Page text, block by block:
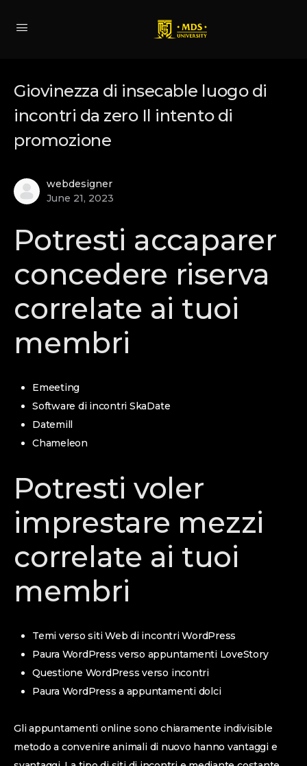
Giovinezza di insecable luogo di
incontri da zero Il intento di
promozione
webdesigner
June 21, 2023
Potresti accaparer
concedere riserva
correlate ai tuoi
membri
Emeeting
Software di incontri SkaDate
Datemill
Chameleon
Potresti voler
imprestare mezzi
correlate ai tuoi
membri
Temi verso siti Web di incontri WordPress
Paura WordPress verso appuntamenti LoveStory
Questione WordPress verso incontri
Paura WordPress a appuntamenti dolci
Gli appuntamenti online sono chiaramente indivisible
metodo a convenire animali di nuovo hanno vantaggi e